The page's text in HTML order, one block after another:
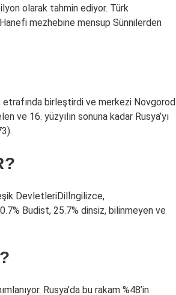
olarak tahmin ediyor. Türk
mezhebine mensup Sünnilerden
etrafında birleştirdi ve merkezi Novgorod
ve 16. yüzyılın sonuna kadar Rusya’yı
DevletleriDilİngilizce,
Budist, 25.7% dinsiz, bilinmeyen ve
Rusya’da bu rakam %48’in